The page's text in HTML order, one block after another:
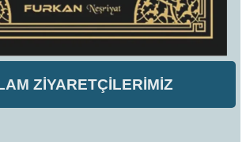
ZİYARETÇİLERİMİZ